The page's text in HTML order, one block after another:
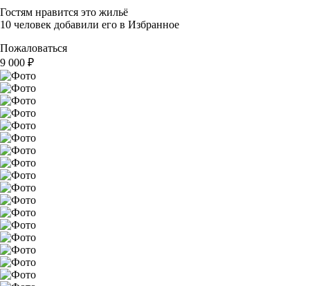
Гостям нравится это жильё
10 человек добавили его в Избранное
Пожаловаться
9 000 ₽